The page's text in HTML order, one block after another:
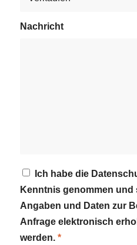
Nachricht
Ich habe die
Kenntnis genommen und
Angaben und Daten zur
Anfrage elektronisch
werden. *